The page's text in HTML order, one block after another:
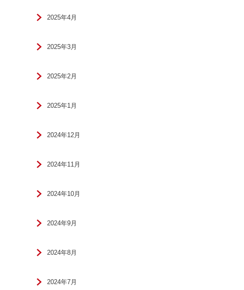
2025年4月
2025年3月
2025年2月
2025年1月
2024年12月
2024年11月
2024年10月
2024年9月
2024年8月
2024年7月